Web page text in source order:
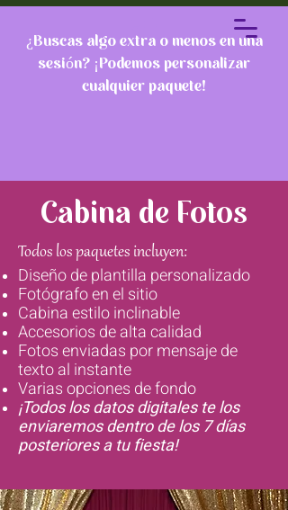
¿Buscas algo extra o menos en una
sesión? ¡Podemos personalizar
cualquier paquete!
Cabina de Fotos
Todos los paquetes incluyen:
Diseño de plantilla personalizado
Fotógrafo en el sitio
Cabina estilo inclinable
Accesorios de alta calidad
Fotos enviadas por mensaje de
texto al instante
Varias opciones de fondo
¡Todos losdatos digitales te los
enviaremos dentro de los 7 días
posteriores a tu fiesta!